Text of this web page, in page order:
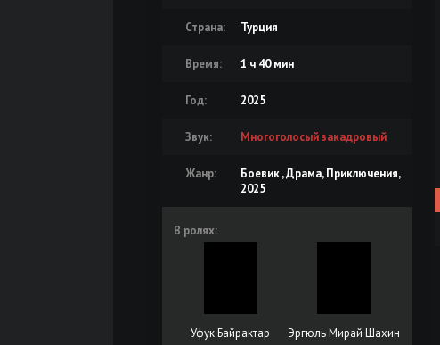
Страна: Турция
Время: 1 ч 40 мин
Год: 2025
Звук: Многоголосый закадровый
Жанр:
Боевик , Драма, Приключения,
2025
В ролях:
Уфук Байрактар Эргюль Мирай Шахин